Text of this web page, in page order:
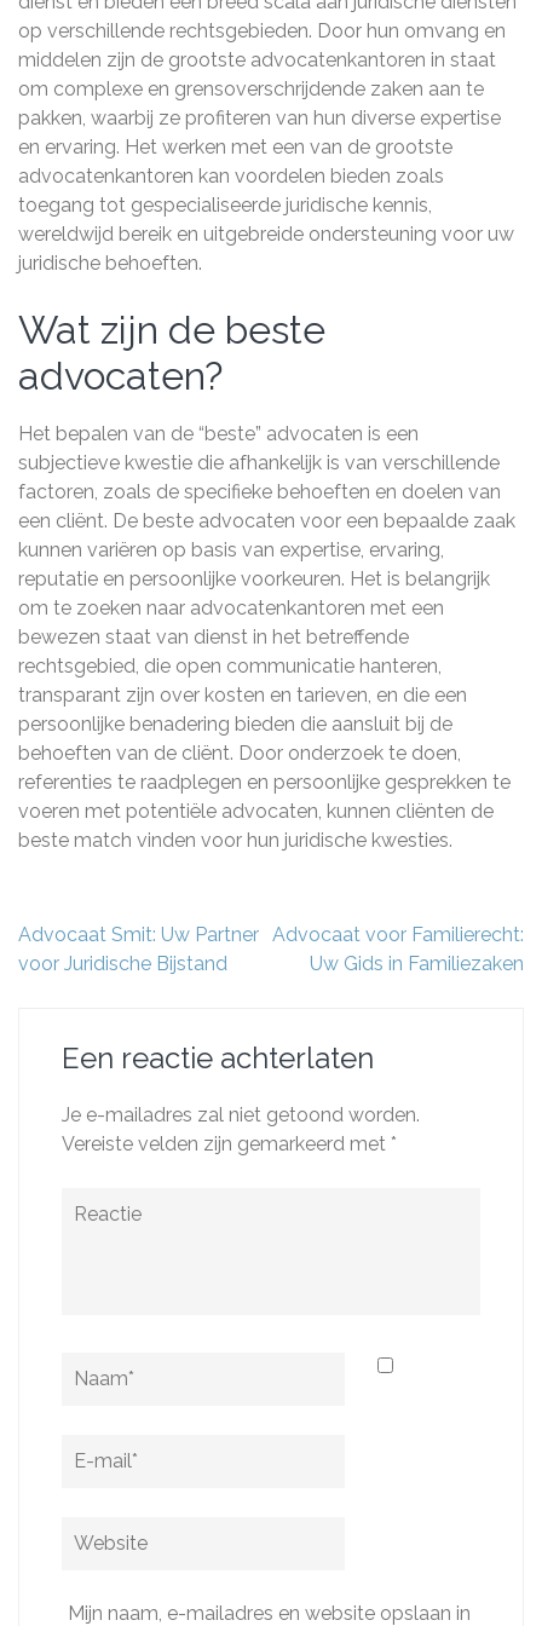
op verschillende rechtsgebieden. Door hun omvang en
middelen zijn de grootste advocatenkantoren in staat
om complexe en grensoverschrijdende zaken aan te
pakken, waarbij ze profiteren van hun diverse expertise
en ervaring. Het werken met een van de grootste
advocatenkantoren kan voordelen bieden zoals
toegang tot gespecialiseerde juridische kennis,
wereldwijd bereik en uitgebreide ondersteuning voor uw
juridische behoeften.
Wat zijn de beste
advocaten?
Het bepalen van de “beste” advocaten is een
subjectieve kwestie die afhankelijk is van verschillende
factoren, zoals de specifieke behoeften en doelen van
een cliënt. De beste advocaten voor een bepaalde zaak
kunnen variëren op basis van expertise, ervaring,
reputatie en persoonlijke voorkeuren. Het is belangrijk
om te zoeken naar advocatenkantoren met een
bewezen staat van dienst in het betreffende
rechtsgebied, die open communicatie hanteren,
transparant zijn over kosten en tarieven, en die een
persoonlijke benadering bieden die aansluit bij de
behoeften van de cliënt. Door onderzoek te doen,
referenties te raadplegen en persoonlijke gesprekken te
voeren met potentiële advocaten, kunnen cliënten de
beste match vinden voor hun juridische kwesties.
Berichtnavigatie
Advocaat Smit: Uw Partner
voor Juridische Bijstand
Advocaat voor Familierecht:
Uw Gids in Familiezaken
Een reactie achterlaten
Je e-mailadres zal niet getoond worden.
Vereiste velden zijn gemarkeerd met *
Reactie
Naam
E-
Website
Mijn naam, e-mailadres en website opslaan in